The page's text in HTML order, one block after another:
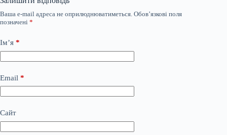
Ваша e-mail адреса не оприлюднюватиметься. Обов’язкові поля
позначені *
Ім’я *
Email *
Сайт